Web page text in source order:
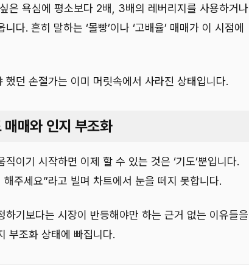
은 욕심에 평소보다 2배, 3배의 레버리지를 사용하거나
다. 흔히 말하는 ‘몰빵’이나 ‘고배율’ 매매가 이 시점에
했던 손절가는 이미 머릿속에서 사라진 상태입니다.
매와 인지 부조화
직이기 시작하면 이제 할 수 있는 것은 ‘기도’뿐입니다.
주세요”라고 빌며 차트에서 눈을 떼지 못합니다.
하기보다는 시장이 반등해야만 하는 근거 없는 이유들을
부조화 상태에 빠집니다.